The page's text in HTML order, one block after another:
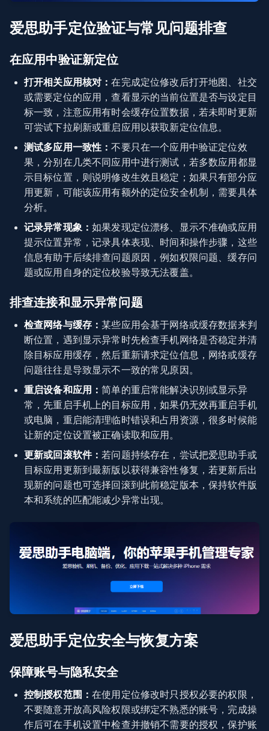
爱思助手定位验证与常见问题排查
在应用中验证新定位
打开相关应用核对：在完成定位修改后打开地图、社交
或需要定位的应用，查看显示的当前位置是否与设定目
标一致，注意应用有时会缓存位置数据，若未即时更新
可尝试下拉刷新或重启应用以获取新定位信息。
测试多应用一致性：不要只在一个应用中验证定位效
果，分别在几类不同应用中进行测试，若多数应用都显
示目标位置，则说明修改生效且稳定；如果只有部分应
用更新，可能该应用有额外的定位安全机制，需要具体
分析。
记录异常现象：如果发现定位漂移、显示不准确或应用
提示位置异常，记录具体表现、时间和操作步骤，这些
信息有助于后续排查问题原因，例如权限问题、缓存问
题或应用自身的定位校验导致无法覆盖。
排查连接和显示异常问题
检查网络与缓存：某些应用会基于网络或缓存数据来判
断位置，遇到显示异常时先检查手机网络是否稳定并清
除目标应用缓存，然后重新请求定位信息，网络或缓存
问题往往是导致显示不一致的常见原因。
重启设备和应用：简单的重启常能解决识别或显示异
常，先重启手机上的目标应用，如果仍无效再重启手机
或电脑，重启能清理临时错误和占用资源，很多时候能
让新的定位设置被正确读取和应用。
更新或回滚软件： 若问题持续存在，尝试把爱思助手或
目标应用更新到最新版以获得兼容性修复，若更新后出
现新的问题也可选择回滚到此前稳定版本，保持软件版
本和系统的匹配能减少异常出现。
爱思助手定位安全与恢复方案
保障账号与隐私安全
控制授权范围：在使用定位修改时只授权必要的权限，
不要随意开放高风险权限或绑定不熟悉的账号，完成操
作后可在手机设置中检查并撤销不需要的授权，保护账